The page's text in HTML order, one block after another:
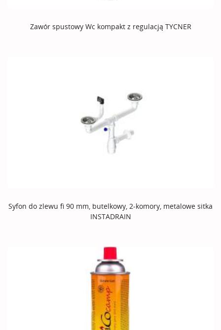
Zawór spustowy Wc kompakt z regulacją TYCNER
Syfon do zlewu fi 90 mm, butelkowy, 2-komory, metalowe sitka
INSTADRAIN